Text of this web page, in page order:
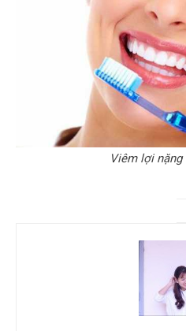
Viêm lợi